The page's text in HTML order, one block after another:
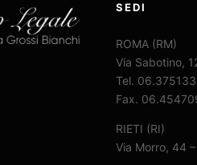
SEDI
ROMA (RM)
Via Sabotino,
Tel.
Fax.
RIETI (RI)
Via Morro, 44